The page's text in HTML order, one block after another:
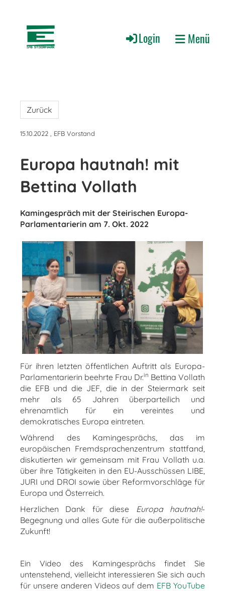
Login Menü
Zurück
15.10.2022 , EFB Vorstand
Europa hautnah! mit
Bettina Vollath
Kamingespräch mit der Steirischen Europa-
Parlamentarierin am 7. Okt. 2022
Für ihren letzten öffentlichen Auftritt als Europa-
Parlamentarierin beehrte Frau Dr.in Bettina Vollath
die EFB und die JEF, die in der Steiermark seit
mehr als 65 Jahren überparteilich und
ehrenamtlich für ein vereintes und
demokratisches Europa eintreten.
Während des Kamingesprächs, das im
europäischen Fremdsprachenzentrum stattfand,
diskutierten wir gemeinsam mit Frau Vollath u.a.
über ihre Tätigkeiten in den EU-Ausschüssen LIBE,
JURI und DROI sowie über Reformvorschläge für
Europa und Österreich.
Herzlichen Dank für diese Europa hautnah!-
Begegnung und alles Gute für die außerpolitische
Zukunft!
Ein Video des Kamingesprächs findet Sie
untenstehend, vielleicht interessieren Sie sich auch
für unsere anderen Videos auf dem EFB YouTube